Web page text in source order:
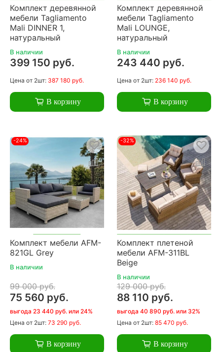
Комплект деревянной
мебели Tagliamento
Mali DINNER 1,
натуральный
В наличии
399 150 руб.
Цена от 2шт: 387 180 руб.
В корзину
Комплект деревянной
мебели Tagliamento
Mali LOUNGE,
натуральный
В наличии
243 440 руб.
Цена от 2шт: 236 140 руб.
В корзину
-24%
Комплект мебели AFM-
821GL Grey
В наличии
99 000 руб.
75 560 руб.
выгода 23 440 руб. или 24%
Цена от 2шт: 73 290 руб.
В корзину
-32%
Комплект плетеной
мебели AFM-311BL
Beige
В наличии
129 000 руб.
88 110 руб.
выгода 40 890 руб. или 32%
Цена от 2шт: 85 470 руб.
В корзину